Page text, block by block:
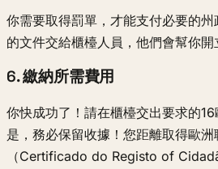
你需要取得罰單，才能支付必要的
的文件交給櫃檯人員，他們會幫你開
6. 繳納所需費用
你快成功了！請在櫃檯交出要求的
是，務必保留收據！您距離取得歐
（Certificado do Registo of